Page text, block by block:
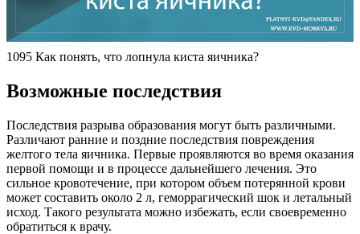
1095 Как понять, что лопнула киста яичника?
Возможные последствия
Последствия разрыва образования могут быть различными.
Различают ранние и поздние последствия повреждения
желтого тела яичника. Первые проявляются во время оказания
первой помощи и в процессе дальнейшего лечения. Это
сильное кровотечение, при котором объем потерянной крови
может составить около 2 л, геморрагический шок и летальный
исход. Такого результата можно избежать, если своевременно
обратиться к врачу.